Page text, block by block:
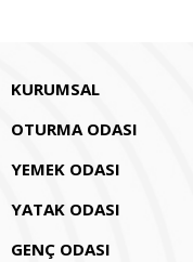
KURUMSAL
OTURMA ODASI
YEMEK ODASI
YATAK ODASI
GENÇ ODASI